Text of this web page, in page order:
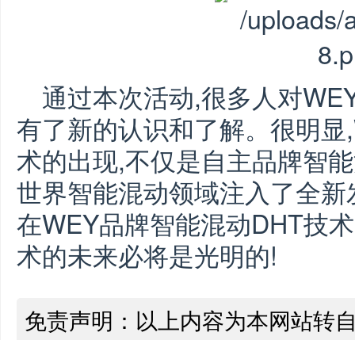
通过本次活动,很多人对
有了新的认识和了解。很明
术的出现,不仅是自主品牌智
世界智能混动领域注入了全
在WEY品牌智能混动DHT技
术的未来必将是光明的!
免责声明：以上内容为本网站转